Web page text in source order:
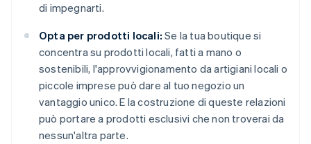
di impegnarti.
Opta per prodotti locali: Se la tua boutique si
concentra su prodotti locali, fatti a mano o
sostenibili, l'approvvigionamento da artigiani locali o
piccole imprese può dare al tuo negozio un
vantaggio unico. E la costruzione di queste relazioni
può portare a prodotti esclusivi che non troverai da
nessun'altra parte.